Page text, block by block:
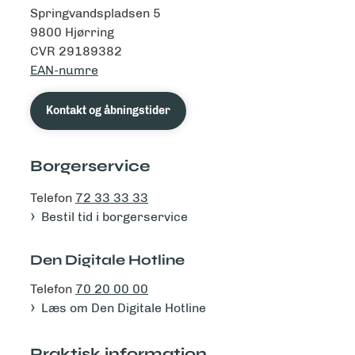
Springvandspladsen 5
9800 Hjørring
CVR 29189382
EAN-numre
Kontakt og åbningstider
Borgerservice
Telefon 72 33 33 33
Bestil tid i borgerservice
Den Digitale Hotline
Telefon 70 20 00 00
Læs om Den Digitale Hotline